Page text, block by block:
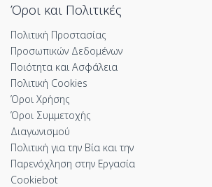
Όροι και Πολιτικές
Πολιτική Προστασίας
Προσωπικών Δεδομένων
Ποιότητα και Ασφάλεια
Πολιτική Cookies
Όροι Χρήσης
Όροι Συμμετοχής
Διαγωνισμού
Πολιτική για την Βία και την
Παρενόχληση στην Εργασία
Cookiebot